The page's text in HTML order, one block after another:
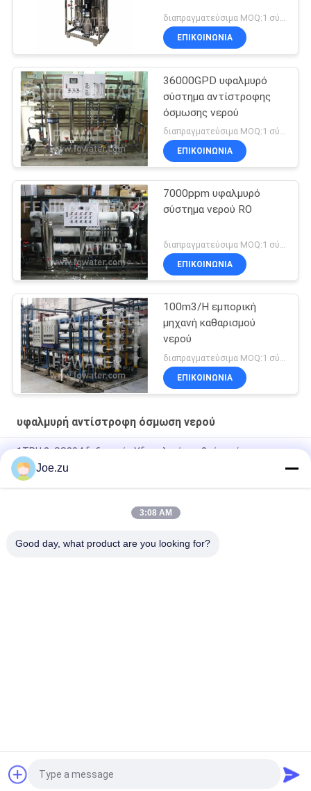
διαπραγματεύσιμα MOQ:1 σύνολο
ΕΠΙΚΟΙΝΩΝΙΑ
36000GPD υφαλμυρό
σύστημα αντίστροφης
όσμωσης νερού
διαπραγματεύσιμα MOQ:1 σύνολο
ΕΠΙΚΟΙΝΩΝΙΑ
7000ppm υφαλμυρό
σύστημα νερού RO
διαπραγματεύσιμα MOQ:1 σύνολο
ΕΠΙΚΟΙΝΩΝΙΑ
100m3/H εμπορική
μηχανή καθαρισμού
νερού
ΕΠΙΚΟΙΝΩΝΙΑ
υφαλμυρή αντίστροφη όσμωση νερού
1TPH 2xSS304 δεξαμενές Υδραυλικό σταθμό αντίστροφης
όσμωσης για εμπορική επεξεργασία καθαρού νερού RO
500L/H 3xSS304 δεξαμενές Αμυδρό νερό
1.5TPH 3xFRP δεξαμενές 160*85*170cm Αντίστροφη όσμωση
Αίτηση κράτησης
Joe.zu
3:08 AM
Good day, what product are you looking for?